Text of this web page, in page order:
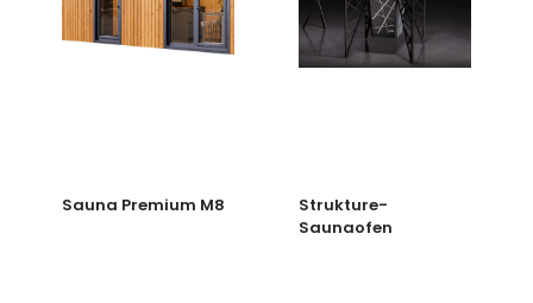
Sauna Premium M8
Strukture-
Saunaofen